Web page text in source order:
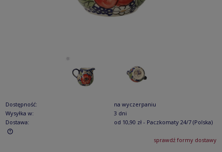
Dostępność:
na wyczerpaniu
Wysyłka w:
3 dni
Dostawa:
od 10,90 zł - Paczkomaty 24/7 (Polska)
Cena nie zawiera ewentualnych kosztów płatnościsprawdź formy dostawy